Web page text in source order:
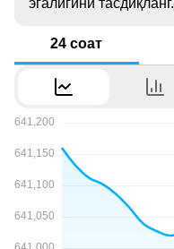
эгалигини тасдиқланг.
24 соат